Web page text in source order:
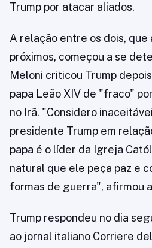
Trump por atacar aliados.
A relação entre os dois, que
próximos, começou a se
Meloni criticou Trump
papa Leão XIV de "fraco"
no Irã. "Considero
presidente Trump em
papa é o líder da Igreja
natural que ele peça paz e
formas de guerra", afirmou
Trump respondeu no dia
ao jornal italiano Corriere